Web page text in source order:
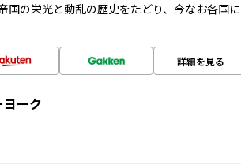
国の栄光と動乱の歴史をたどり、今なお各国に
詳細を見る
ーク